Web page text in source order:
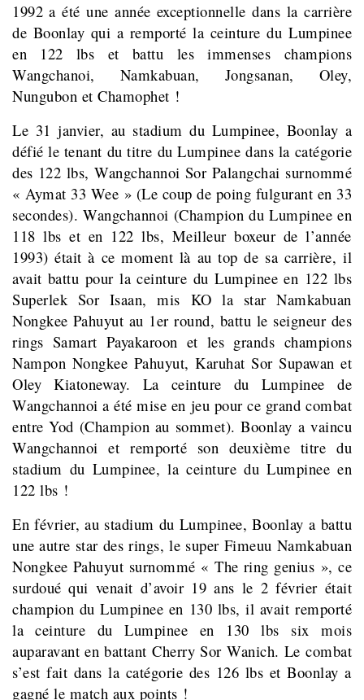
1992 a été une année exceptionnelle dans la carrière
de Boonlay qui a remporté la ceinture du Lumpinee
en 122 lbs et battu les immenses champions
Wangchanoi, Namkabuan, Jongsanan, Oley,
Nungubon et Chamophet !
Le 31 janvier, au stadium du Lumpinee, Boonlay a
défié le tenant du titre du Lumpinee dans la catégorie
des 122 lbs, Wangchannoi Sor Palangchai surnommé
« Aymat 33 Wee » (Le coup de poing fulgurant en 33
secondes). Wangchannoi (Champion du Lumpinee en
118 lbs et en 122 lbs, Meilleur boxeur de l’année
1993) était à ce moment là au top de sa carrière, il
avait battu pour la ceinture du Lumpinee en 122 lbs
Superlek Sor Isaan, mis KO la star Namkabuan
Nongkee Pahuyut au 1er round, battu le seigneur des
rings Samart Payakaroon et les grands champions
Nampon Nongkee Pahuyut, Karuhat Sor Supawan et
Oley Kiatoneway. La ceinture du Lumpinee de
Wangchannoi a été mise en jeu pour ce grand combat
entre Yod (Champion au sommet). Boonlay a vaincu
Wangchannoi et remporté son deuxième titre du
stadium du Lumpinee, la ceinture du Lumpinee en
122 lbs !
En février, au stadium du Lumpinee, Boonlay a battu
une autre star des rings, le super Fimeuu Namkabuan
Nongkee Pahuyut surnommé « The ring genius », ce
surdoué qui venait d’avoir 19 ans le 2 février était
champion du Lumpinee en 130 lbs, il avait remporté
la ceinture du Lumpinee en 130 lbs six mois
auparavant en battant Cherry Sor Wanich. Le combat
s’est fait dans la catégorie des 126 lbs et Boonlay a
gagné le match aux points !